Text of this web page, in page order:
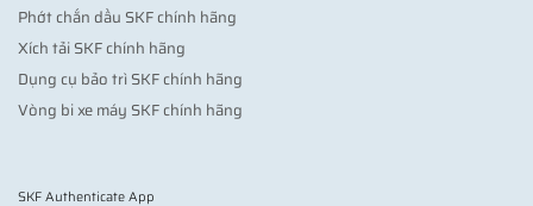
Phớt chắn dầu SKF chính hãng
Xích tải SKF chính hãng
Dụng cụ bảo trì SKF chính hãng
Vòng bi xe máy SKF chính hãng
SKF Authenticate App